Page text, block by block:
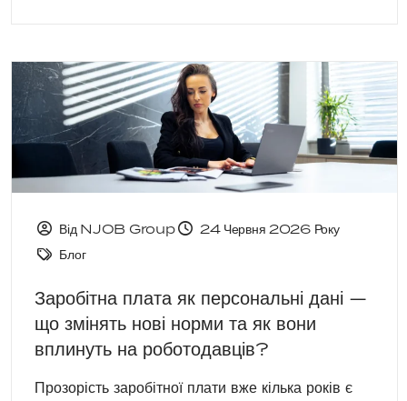
Від NJOB Group
24 Червня 2026 Року
Блог
Заробітна плата як персональні дані —
що змінять нові норми та як вони
вплинуть на роботодавців?
Прозорість заробітної плати вже кілька років є